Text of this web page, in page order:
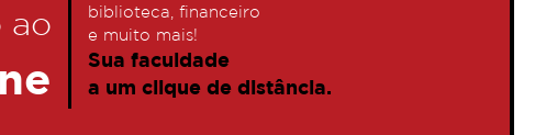
ao
biblioteca, financeiro
e muito mais!
Sua faculdade
a um clique de distância.